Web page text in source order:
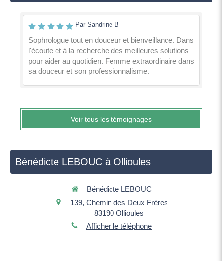
Par Sandrine B
Sophrologue tout en douceur et bienveillance. Dans
l'écoute et à la recherche des meilleures solutions
pour aider au quotidien. Femme extraordinaire dans
sa douceur et son professionnalisme.
Voir tous les témoignages
Bénédicte LEBOUC à Ollioules
Bénédicte LEBOUC
139, Chemin des Deux Frères
83190 Ollioules
Afficher le téléphone